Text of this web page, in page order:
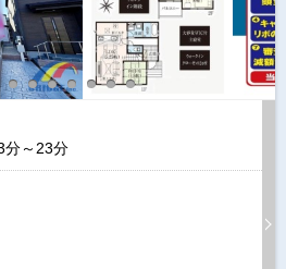
分～ 23分